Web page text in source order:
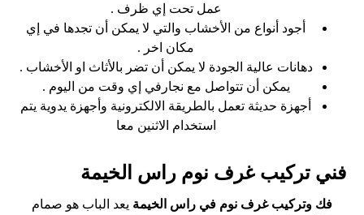
عمل تحت إي ظرف .
أجود أنواع من الأخشاب والتي لا يمكن أن تجدها في إي
مكان اخر .
دهانات عالية الجودة لا يمكن أن تضر بالأثاث او الأخشاب .
يمكن أن تتواصل مع نجارفي إي وقت من اليوم .
أجهزة حديثة تعمل بالطريقة الالكترونية وأجهزة يدوية يتم
استخدام الاثنين معا
فني تركيب غرف نوم راس الخيمة
فك وتركيب غرف نوم في راس الخيمة يعد الباب هو صمام